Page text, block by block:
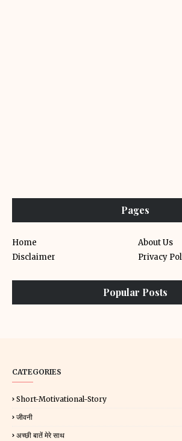
Pages
Home
About Us
Disclaimer
Privacy
Popular Posts
CATEGORIES
Short-Motivational-Story
जीवनी
अच्छी बातें मेरे साथ